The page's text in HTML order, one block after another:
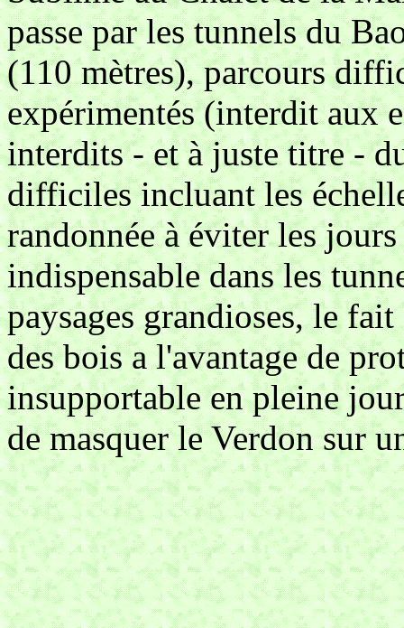
passe par les tunnels du
(110 mètres), parcours
expérimentés (interdit aux
interdits - et à juste titre -
difficiles incluant les
randonnée à éviter les
indispensable dans les
paysages grandioses, le
des bois a l'avantage de
insupportable en pleine
de masquer le Verdon sur